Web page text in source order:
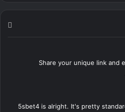
Share your unique link and
5sbet4 is alright. It's pretty